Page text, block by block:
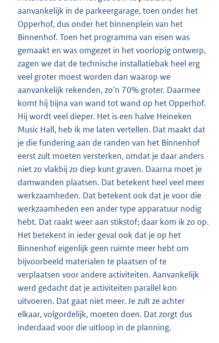
aanvankelijk in de parkeergarage, toen onder het
Opperhof, dus onder het binnenplein van het
Binnenhof. Toen het programma van eisen was
gemaakt en was omgezet in het voorlopig ontwerp,
zagen we dat de technische installatiebak heel erg
veel groter moest worden dan waarop we
aanvankelijk rekenden, zo'n 70% groter. Daarmee
komt hij bijna van wand tot wand op het Opperhof.
Hij wordt veel dieper. Het is een halve Heineken
Music Hall, heb ik me laten vertellen. Dat maakt dat
je die fundering aan de randen van het Binnenhof
eerst zult moeten versterken, omdat je daar anders
niet zo vlakbij zo diep kunt graven. Daarna moet je
damwanden plaatsen. Dat betekent heel veel meer
werkzaamheden. Dat betekent ook dat je voor die
werkzaamheden een ander type apparatuur nodig
hebt. Dat raakt weer aan stikstof; daar kom ik zo op.
Het betekent in ieder geval ook dat je op het
Binnenhof eigenlijk geen ruimte meer hebt om
bijvoorbeeld materialen te plaatsen of te
verplaatsen voor andere activiteiten. Aanvankelijk
werd gedacht dat je activiteiten parallel kon
uitvoeren. Dat gaat niet meer. Je zult ze achter
elkaar, volgordelijk, moeten doen. Dat zorgt dus
inderdaad voor die uitloop in de planning.